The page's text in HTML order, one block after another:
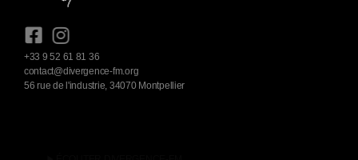
+33 9 52 61 81 36
contact@divergence-fm.org
56 rue de l'industrie, 34070 Montpellier